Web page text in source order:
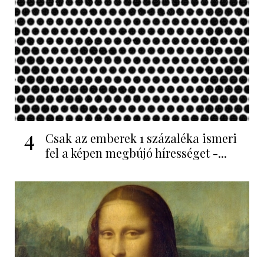
4
Csak az emberek 1 százaléka ismeri
fel a képen megbújó hírességet -...